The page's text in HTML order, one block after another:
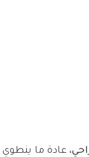
عادة ما ينطوي